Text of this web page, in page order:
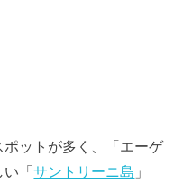
ポットが多く、「エーゲ
い「サントリーニ島 」